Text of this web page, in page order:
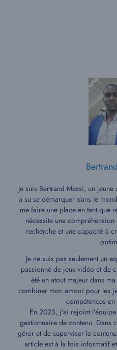
Je suis Bertrand Messi, un
a su se démarquer dans le
me faire une place en tant que
nécessite une
recherche et une capacité à
Je ne suis pas seulement un
passionné de jeux vidéo et de
été un atout majeur dans
combiner mon amour pour les
compétences
En 2023, j’ai rejoint
gestionnaire de contenu. Dans
gérer et de superviser le
article est à la fois informatif